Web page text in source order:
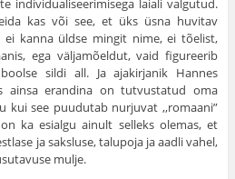
individualiseerimisega laiali valgutud.
kas või see, et üks üsna huvitav
ei kanna üldse mingit nime, ei tõelist,
ega väljamõeldut, vaid figureerib
sildi all. Ja ajakirjanik Hannes
ainsa erandina on tutvustatud oma
kui see puudutab nurjuvat ,,romaani”
ka esialgu ainult selleks olemas, et
ja saksluse, talupoja ja aadli vahel,
mulje.